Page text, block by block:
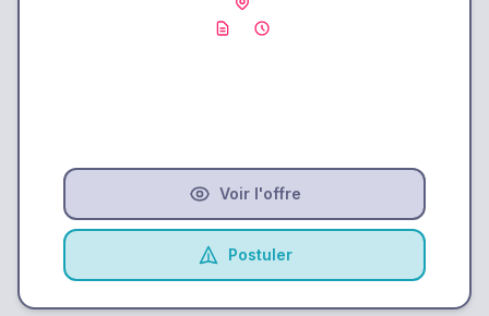
Voir l'offre
Postuler